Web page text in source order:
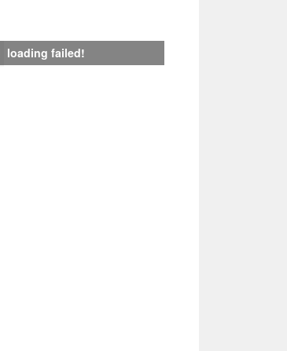
loading failed!